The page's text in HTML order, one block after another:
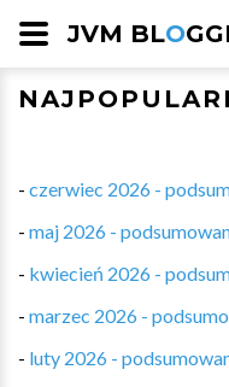
JVM BLO
- czerwiec 2026 -
- maj 2026 -
- kwiecień 2026 -
- marzec 2026 -
- luty 2026 -